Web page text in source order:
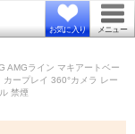
お気に入り メニュー
AMGライン マキアートベー
ープレイ 360°カメラ レー
禁煙